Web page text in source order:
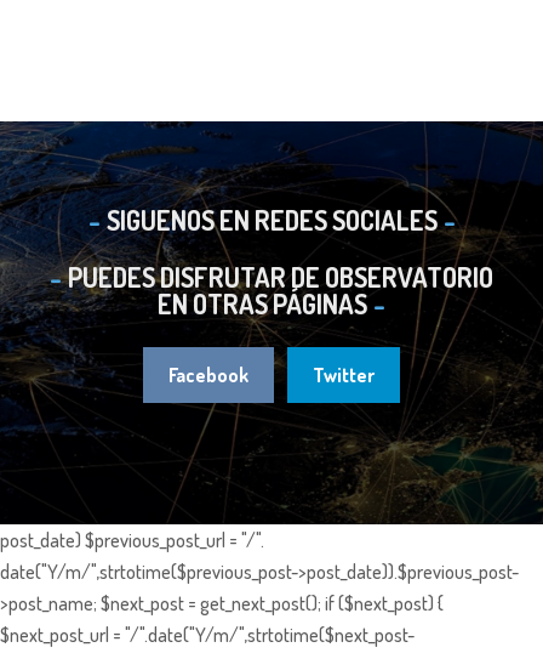
SIGUENOS EN REDES SOCIALES
PUEDES DISFRUTAR DE OBSERVATORIO
EN OTRAS PÁGINAS
Facebook Twitter
post_date) $previous_post_url = "/".
date("Y/m/",strtotime($previous_post->post_date)).$previous_post-
>post_name; $next_post = get_next_post(); if ($next_post) {
$next_post_url = "/".date("Y/m/",strtotime($next_post-